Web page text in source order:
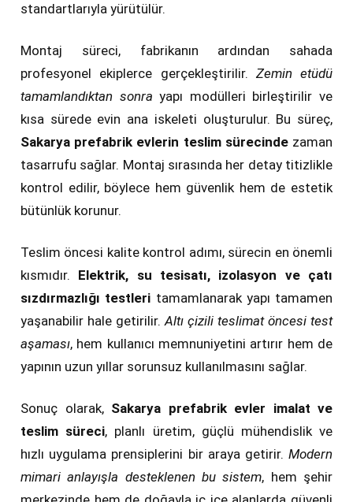
standartlarıyla yürütülür.
Montaj süreci, fabrikanın ardından sahada
profesyonel ekiplerce gerçekleştirilir. Zemin etüdü
tamamlandıktan sonra yapı modülleri birleştirilir ve
kısa sürede evin ana iskeleti oluşturulur. Bu süreç,
Sakarya prefabrik evlerin teslim sürecindezaman
tasarrufu sağlar. Montaj sırasında her detay titizlikle
kontrol edilir, böylece hem güvenlik hem de estetik
bütünlük korunur.
Teslim öncesi kalite kontrol adımı, sürecin en önemli
kısmıdır. Elektrik, su tesisatı, izolasyon ve çatı
sızdırmazlığı testleri tamamlanarak yapı tamamen
yaşanabilir hale getirilir.Altı çizili teslimat öncesi test
aşaması, hem kullanıcı memnuniyetini artırır hem de
yapının uzun yıllar sorunsuz kullanılmasını sağlar.
Sonuç olarak, Sakarya prefabrik evler imalat ve
teslim süreci, planlı üretim, güçlü mühendislik ve
hızlı uygulama prensiplerini bir araya getirir. Modern
mimari anlayışla desteklenen bu sistem, hem şehir